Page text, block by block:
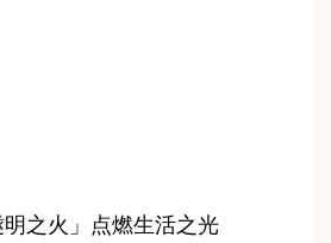
之火」点燃生活之光